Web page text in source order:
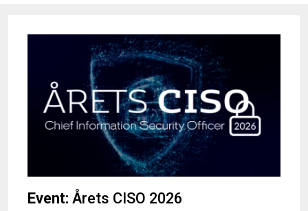
Event: Årets CISO 2026